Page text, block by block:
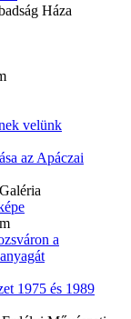
Háza
velünk
az Apáczai
a
1975 és 1989